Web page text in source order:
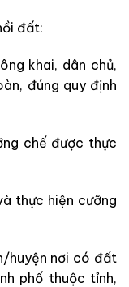
đất:
khai, dân chủ,
đúng quy định
chế được thực
thực hiện cưỡng
/huyện nơi có đất
phố thuộc tỉnh,